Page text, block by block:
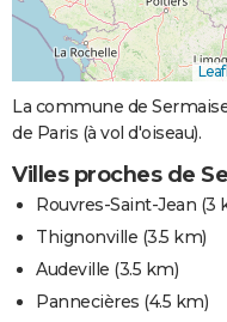
La commune de
de Paris (à vol d'oiseau).
Villes proches de
Rouvres-Saint-Jean (3
Thignonville (3.5 km)
Audeville (3.5 km)
Pannecières (4.5 km)